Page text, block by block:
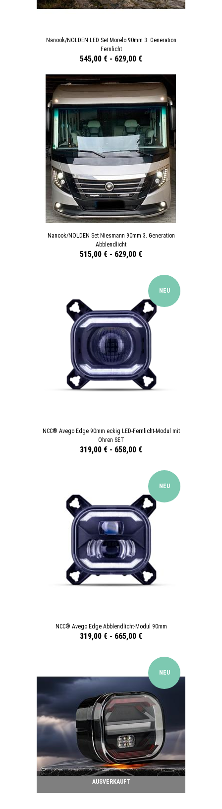
Nanook/NOLDEN LED Set Morelo 90mm 3. Generation
Fernlicht
545,00 € - 629,00 €
Nanook/NOLDEN Set Niesmann 90mm 3. Generation
Abblendlicht
515,00 € - 629,00 €
NEU
NCC® Avego Edge 90mm eckig LED-Fernlicht-Modul mit
Ohren SET
319,00 € - 658,00 €
NEU
NCC® Avego Edge Abblendlicht-Modul 90mm
319,00 € - 665,00 €
NEU
AUSVERKAUFT